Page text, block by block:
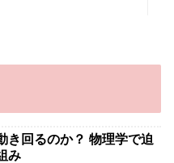
き回るのか？ 物理学で迫
み